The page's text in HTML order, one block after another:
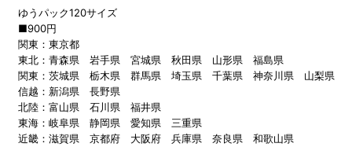
ゆうパック120サイズ
■900円
関東：東京都
東北：青森県 岩手県 宮城県 秋田県 山形県 福島県
関東：茨城県 栃木県 群馬県 埼玉県 千葉県 神奈川県 山梨県
信越：新潟県 長野県
北陸：富山県 石川県 福井県
東海：岐阜県 静岡県 愛知県 三重県
近畿：滋賀県 京都府 大阪府 兵庫県 奈良県 和歌山県